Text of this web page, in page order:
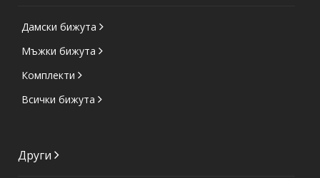
Дамски бижута
Мъжки бижута
Комплекти
Всички бижута
Други